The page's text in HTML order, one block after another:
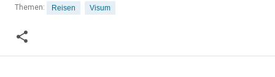
Themen: Reisen Visum